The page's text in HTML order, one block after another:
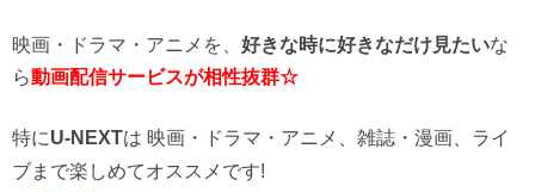
映画・ドラマ・アニメを、 好きな時に好きなだけ見たいな
ら動画配信サービスが相性抜群☆
特にU-NEXTは 映画・ドラマ・アニメ、雑誌・漫画、ライ
ブまで楽しめてオススメです!